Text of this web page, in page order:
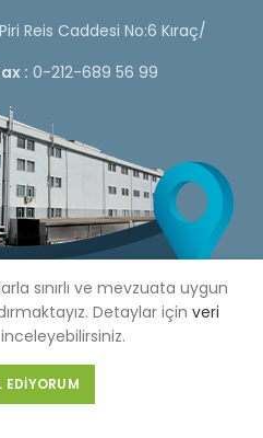
Reis Caddesi No:6 Kıraç/
: 0-212-689 56 99
Pano |Çetinkaya Pano Fiyat
sınırlı ve mevzuata uygun
Detaylar için veri
inceleyebilirsiniz.
EDIYORUM